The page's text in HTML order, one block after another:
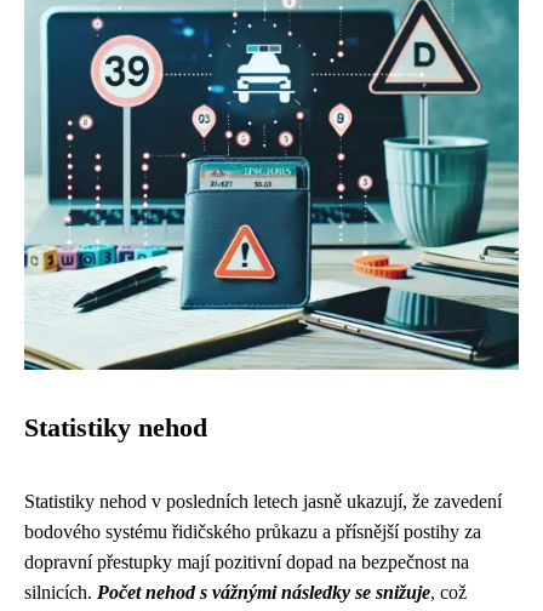
Statistiky nehod
Statistiky nehod v posledních letech jasně ukazují, že zavedení
bodového systému řidičského průkazu a přísnější postihy za
dopravní přestupky mají pozitivní dopad na bezpečnost na
silnicích. Počet nehod s vážnými následky se snižuje, což